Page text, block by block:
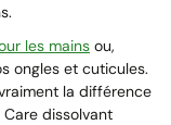
les mains ou,
ongles et cuticules.
la différence
dissolvant